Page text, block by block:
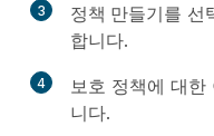
3 정책 만들기를 선
합니다.
4 보호 정책에 대한
니다.